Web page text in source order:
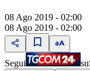
08 Ago 2019 - 02:00
08 Ago 2019 - 02:00
Segui su